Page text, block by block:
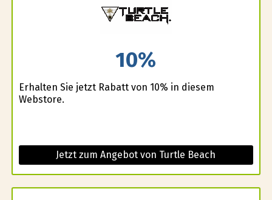
10%
Erhalten Sie jetzt Rabatt von 10% in diesem
Webstore.
Jetzt zum Angebot von Turtle Beach